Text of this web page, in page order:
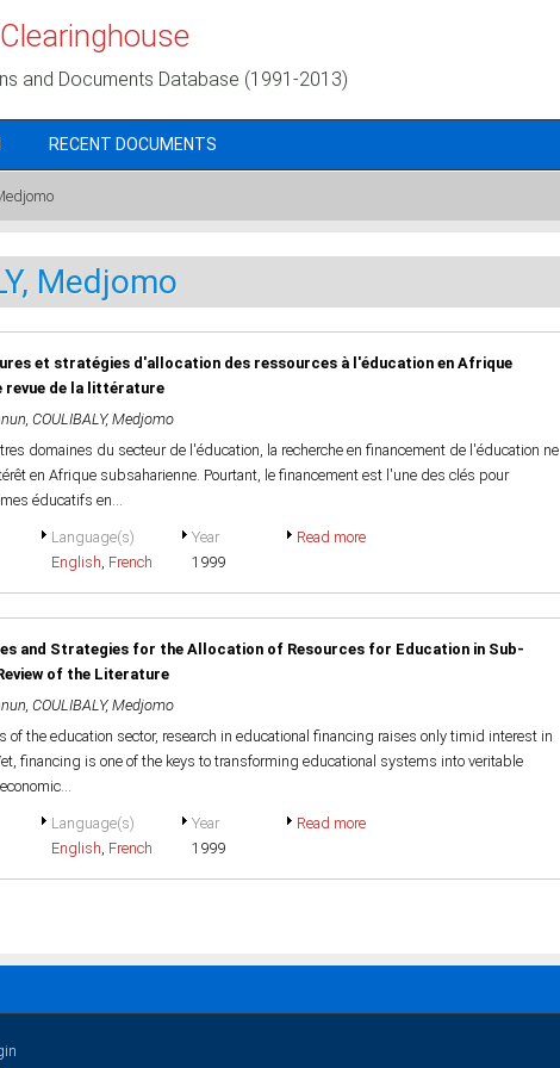
and Documents Database (1991-2013)
RECENT DOCUMENTS
Medjomo
et stratégies d'allocation des ressources à l'éducation en Afrique
revue de la littérature
, COULIBALY, Medjomo
domaines du secteur de l'éducation, la recherche en financement de l'éducation ne
en Afrique subsaharienne. Pourtant, le financement est l'une des clés pour
éducatifs en...
Language(s)
English, French
Year
1999
Read more
and Strategies for the Allocation of Resources for Education in Sub-
of the Literature
, COULIBALY, Medjomo
of the education sector, research in educational financing raises only timid interest in
financing is one of the keys to transforming educational systems into veritable
Language(s)
English, French
Year
1999
Read more